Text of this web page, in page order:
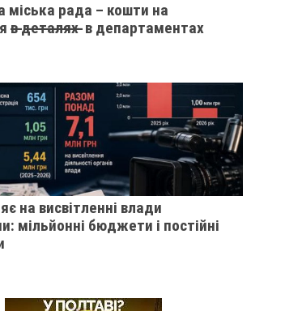
міська рада – кошти на
в̶ ̶д̶е̶т̶а̶л̶я̶х̶ ̶ в департаментах
на висвітленні влади
мільйонні бюджети і постійні